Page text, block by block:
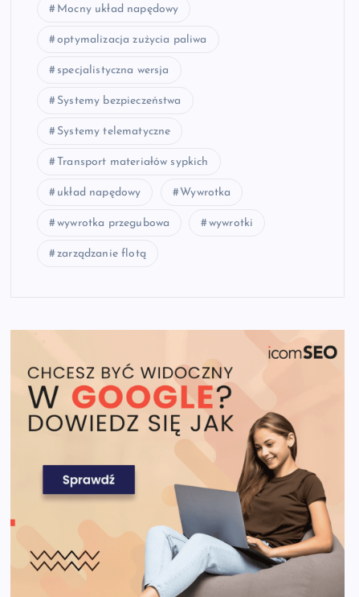
Mocny układ napędowy
optymalizacja zużycia paliwa
specjalistyczna wersja
Systemy bezpieczeństwa
Systemy telematyczne
Transport materiałów sypkich
układ napędowy Wywrotka
wywrotka przegubowa wywrotki
zarządzanie flotą